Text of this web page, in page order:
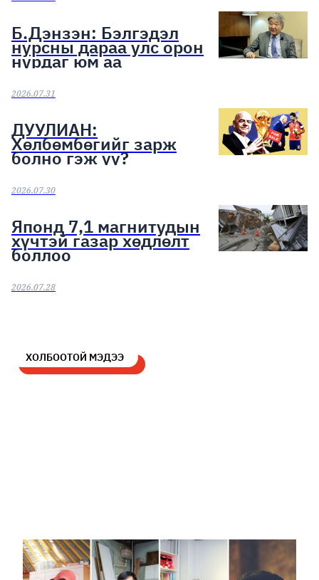
Б.Дэнзэн: Бэлгэдэл
нурсны дараа улс орон
нурдаг юм аа
2026.07.31
ДУУЛИАН:
Хөлбөмбөгийг зарж
болно гэж үү?
2026.07.30
Японд 7,1 магнитудын
хүчтэй газар хөдлөлт
боллоо
2026.07.28
ХОЛБООТОЙ МЭДЭЭ